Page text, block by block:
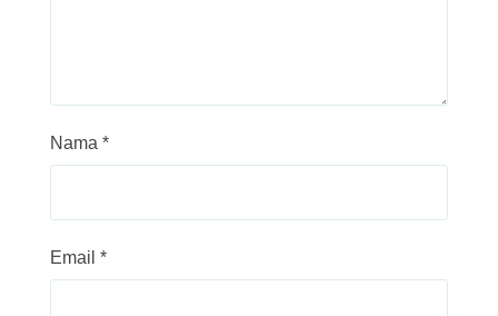
Nama *
Email *